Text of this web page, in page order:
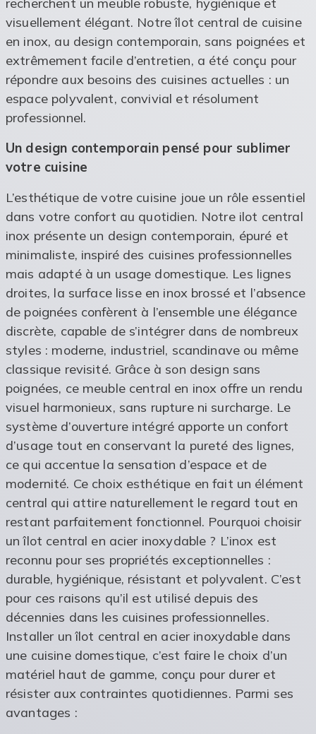
visuellement élégant. Notre îlot central de cuisine
en inox, au design contemporain, sans poignées et
extrêmement facile d’entretien, a été conçu pour
répondre aux besoins des cuisines actuelles : un
espace polyvalent, convivial et résolument
professionnel.
Un design contemporain pensé pour sublimer
votre cuisine
L’esthétique de votre cuisine joue un rôle essentiel
dans votre confort au quotidien. Notre ilot central
inox présente un design contemporain, épuré et
minimaliste, inspiré des cuisines professionnelles
mais adapté à un usage domestique. Les lignes
droites, la surface lisse en inox brossé et l’absence
de poignées confèrent à l’ensemble une élégance
discrète, capable de s’intégrer dans de nombreux
styles : moderne, industriel, scandinave ou même
classique revisité. Grâce à son design sans
poignées, ce meuble central en inox offre un rendu
visuel harmonieux, sans rupture ni surcharge. Le
système d’ouverture intégré apporte un confort
d’usage tout en conservant la pureté des lignes,
ce qui accentue la sensation d’espace et de
modernité. Ce choix esthétique en fait un élément
central qui attire naturellement le regard tout en
restant parfaitement fonctionnel. Pourquoi choisir
un îlot central en acier inoxydable ? L’inox est
reconnu pour ses propriétés exceptionnelles :
durable, hygiénique, résistant et polyvalent. C’est
pour ces raisons qu’il est utilisé depuis des
décennies dans les cuisines professionnelles.
Installer un îlot central en acier inoxydable dans
une cuisine domestique, c’est faire le choix d’un
matériel haut de gamme, conçu pour durer et
résister aux contraintes quotidiennes. Parmi ses
avantages :